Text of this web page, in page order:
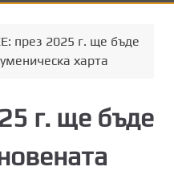
през 2025 г. ще бъде
харта
г. ще бъде